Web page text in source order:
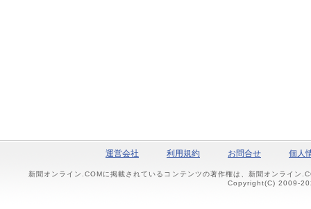
運営会社 利用規約 お問合せ 個人
新聞オンライン.COMに掲載されているコンテンツの著作権は、新聞オンライン
Copyright(C) 2009-